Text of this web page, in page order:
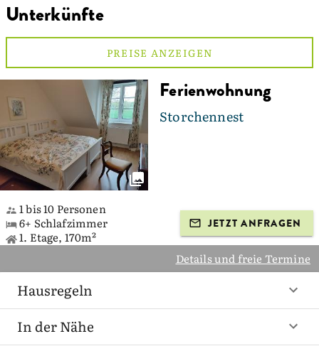
Unterkünfte
PREISE ANZEIGEN
Ferienwohnung
Storchennest
1 bis 10 Personen
6+ Schlafzimmer
1. Etage, 170m²
JETZT ANFRAGEN
Details und freie Termine
Hausregeln
In der Nähe